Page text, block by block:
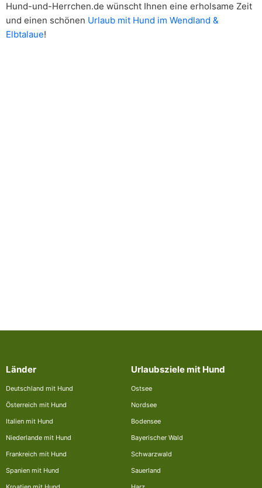
Hund-und-Herrchen.de wünscht Ihnen eine erholsame Zeit
und einen schönen Urlaub mit Hund im Wendland &
Elbtalaue!
Länder
Deutschland mit Hund
Österreich mit Hund
Italien mit Hund
Niederlande mit Hund
Frankreich mit Hund
Spanien mit Hund
Urlaubsziele mit Hund
Ostsee
Nordsee
Bodensee
Bayerischer Wald
Schwarzwald
Sauerland